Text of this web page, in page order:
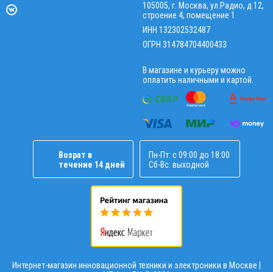
105005, г. Москва, ул.Радио, д.12,
строение 4, помещение 1
ИНН 132302532487
ОГРН 314784704400433
В магазине и курьеру можно
оплатить наличными и картой.
Возрат в
течение 14 дней
Пн-Пт: с 09:00 до 18:00
Сб-Вс: выходной
Интернет-магазин инновационной техники и электроники в Москве |